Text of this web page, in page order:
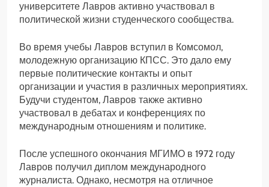
университете Лавров активно участвовал в
политической жизни студенческого сообщества.
Во время учебы Лавров вступил в Комсомол,
молодежную организацию КПСС. Это дало ему
первые политические контакты и опыт
организации и участия в различных мероприятиях.
Будучи студентом, Лавров также активно
участвовал в дебатах и конференциях по
международным отношениям и политике.
После успешного окончания МГИМО в 1972 году
Лавров получил диплом международного
журналиста. Однако, несмотря на отличное